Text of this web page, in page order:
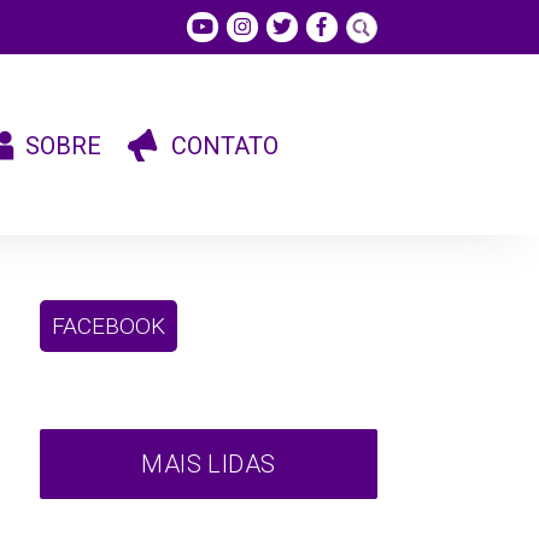
SOBRE CONTATO
FACEBOOK
MAIS LIDAS